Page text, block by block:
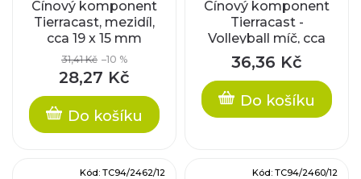
Cínový komponent
Tierracast, mezidíl,
cca 19 x 15 mm
31,41 Kč –10 %
28,27 Kč
Do košíku
Cínový komponent
Tierracast -
Volleyball míč, cca
19x16mm
36,36 Kč
Do košíku
Kód: TC94/2462/12 Kód: TC94/2460/12